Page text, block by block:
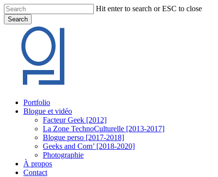
Skip
to
main
content
Hit enter to search or ESC to close
Search
Search
Menu
Portfolio
Blogue et vidéo
Facteur Geek [2012]
La Zone TechnoCulturelle [2013-2017]
Blogue perso [2017-2018]
Geeks and Com’ [2018-2020]
Photographie
À propos
Contact